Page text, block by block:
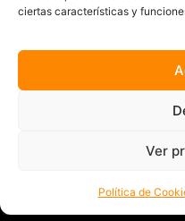
ciertas características y
Ver
Política de
LOCAL MADRID - ÓPERA
CARTA MADRID - SOL